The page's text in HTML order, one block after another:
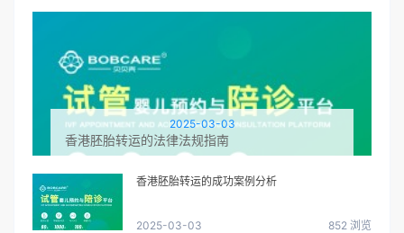
2025-03-03
香港胚胎转运的法律法规指南
香港胚胎转运的成功案例分析
2025-03-03 852 浏览